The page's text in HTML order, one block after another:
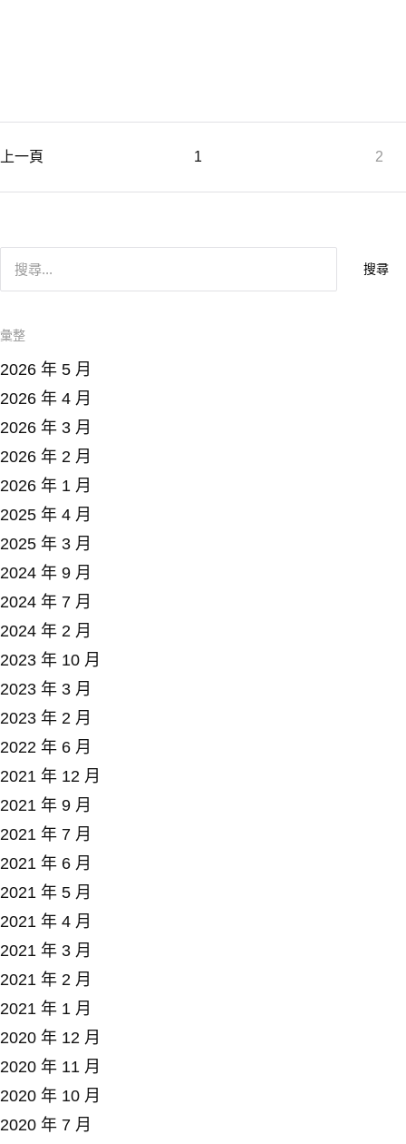
上一頁 1 2
鍵
彙整
2026 年 5 月
2026 年 4 月
2026 年 3 月
2026 年 2 月
2026 年 1 月
2025 年 4 月
2025 年 3 月
2024 年 9 月
2024 年 7 月
2024 年 2 月
2023 年 10 月
2023 年 3 月
2023 年 2 月
2022 年 6 月
2021 年 12 月
2021 年 9 月
2021 年 7 月
2021 年 6 月
2021 年 5 月
2021 年 4 月
2021 年 3 月
2021 年 2 月
2021 年 1 月
2020 年 12 月
2020 年 11 月
2020 年 10 月
2020 年 7 月